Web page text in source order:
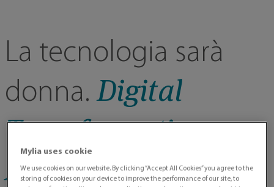
La tecnologia sarà
donna.Digital
Transformation e
AI: visione al
Mylia uses cookie
We use cookies on our website. By clicking “Accept All Cookies” you agree to the
storing of cookies on your device to improve the performance of our site, to